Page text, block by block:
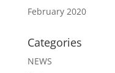
February 2020
Categories
NEWS